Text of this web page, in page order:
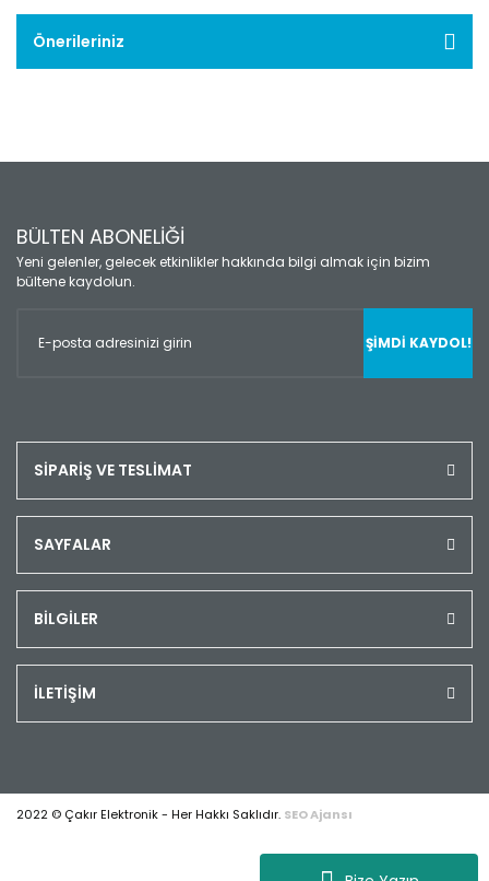
Önerileriniz
BÜLTEN ABONELİĞİ
Yeni gelenler, gelecek etkinlikler hakkında bilgi almak için bizim
bültene kaydolun.
ŞİMDİ KAYDOL!
SİPARİŞ VE TESLİMAT
SAYFALAR
BİLGİLER
İLETİŞİM
2022 © Çakır Elektronik - Her Hakkı Saklıdır. SEO Ajansı